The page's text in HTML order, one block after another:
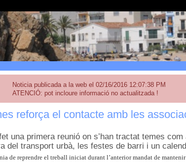
Noticia publicada a la web el 02/16/2016 12:07:38 PM
ATENCIÓ: pot incloure informació no actualitzada !
reforça el contacte amb les
fet una primera reunió on s’han tractat temes
del transport urbà, les festes de barri i un
de reprendre el treball iniciat durant l’anterior mandat de